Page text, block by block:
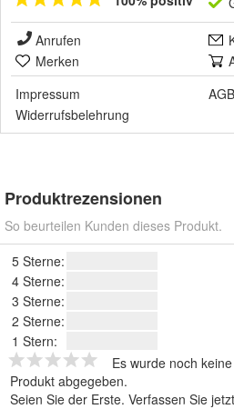
Anrufen
Merken
Impressum
AGB
Widerrufsbelehrung
Produktrezensionen
So beurteilen Kunden dieses Produkt.
5 Sterne:
4 Sterne:
3 Sterne:
2 Sterne:
1 Stern:
Es wurde noch
Produkt abgegeben.
Seien Sie der Erste. Verfassen Sie